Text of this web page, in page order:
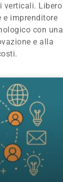
verticali. Libero
e imprenditore
con una
e alla